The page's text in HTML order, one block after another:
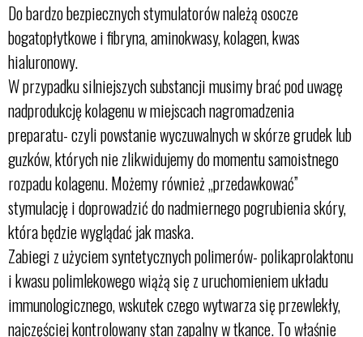
Do bardzo bezpiecznych stymulatorów należą osocze
bogatopłytkowe i fibryna, aminokwasy, kolagen, kwas
hialuronowy.
W przypadku silniejszych substancji musimy brać pod uwagę
nadprodukcję kolagenu w miejscach nagromadzenia
preparatu- czyli powstanie wyczuwalnych w skórze grudek lub
guzków, których nie zlikwidujemy do momentu samoistnego
rozpadu kolagenu. Możemy również „przedawkować”
stymulację i doprowadzić do nadmiernego pogrubienia skóry,
która będzie wyglądać jak maska.
Zabiegi z użyciem syntetycznych polimerów- polikaprolaktonu
i kwasu polimlekowego wiążą się z uruchomieniem układu
immunologicznego, wskutek czego wytwarza się przewlekły,
najczęściej kontrolowany stan zapalny w tkance. To właśnie